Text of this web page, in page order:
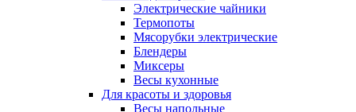
Электрические чайники
Термопоты
Мясорубки электрические
Блендеры
Миксеры
Весы кухонные
Для красоты и здоровья
Весы напольные